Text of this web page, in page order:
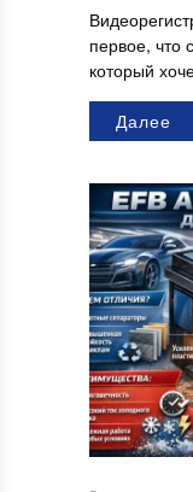
первое, что
который
Далее